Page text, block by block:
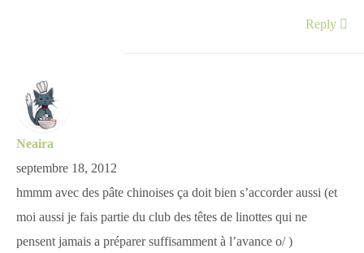
Reply
Neaira
septembre 18, 2012
hmmm avec des pâte chinoises ça doit bien s’accorder aussi (et
moi aussi je fais partie du club des têtes de linottes qui ne
pensent jamais a préparer suffisamment à l’avance o/ )